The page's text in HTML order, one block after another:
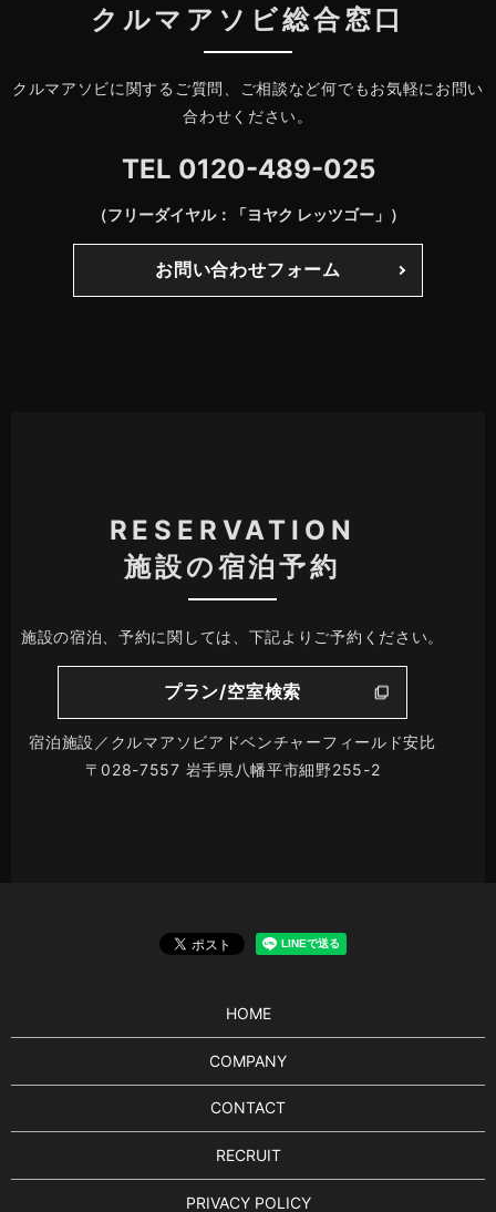
クルマアソビ総合窓口
クルマアソビに関するご質問、ご相談など何でもお気軽にお問い
合わせください。
TEL 0120-489-025
（フリーダイヤル：「ヨヤク レッツゴー」）
お問い合わせフォーム
RESERVATION
施設の宿泊予約
施設の宿泊、予約に関しては、下記よりご予約ください。
プラン/空室検索
宿泊施設／クルマアソビアドベンチャーフィールド安比
〒028-7557 岩手県八幡平市細野255-2
HOME
COMPANY
CONTACT
RECRUIT
PRIVACY POLICY